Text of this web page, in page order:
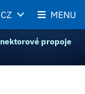
propoje
MENU
CZ